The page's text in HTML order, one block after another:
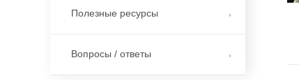
Полезные ресурсы
Вопросы / ответы